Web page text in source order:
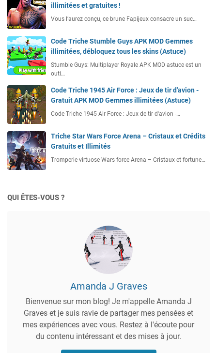
illimitées et gratuites !
Vous l’aurez conçu, ce brune Fapijeux consacre un suc…
Code Triche Stumble Guys APK MOD Gemmes
illimitées, débloquez tous les skins (Astuce)
Stumble Guys: Multiplayer Royale APK MOD astuce est un
outi…
Code Triche 1945 Air Force : Jeux de tir d'avion -
Gratuit APK MOD Gemmes illimitées (Astuce)
Code Triche 1945 Air Force : Jeux de tir d'avion -…
Triche Star Wars Force Arena – Cristaux et Crédits
Gratuits et Illimités
Tromperie virtuose Wars force Arena – Cristaux et fortune…
QUI ÊTES-VOUS ?
Amanda J Graves
Bienvenue sur mon blog! Je m'appelle Amanda J
Graves et je suis ravie de partager mes pensées et
mes expériences avec vous. Restez à l'écoute pour
du contenu intéressant et des mises à jour.